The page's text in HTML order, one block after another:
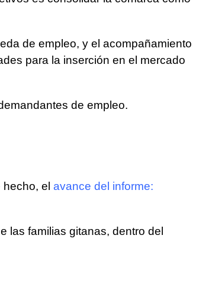
de empleo, y el acompañamiento
para la inserción en el mercado
de empleo.
hecho, el avance del informe:
las familias gitanas, dentro del